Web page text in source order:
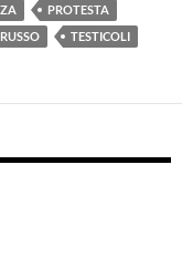
PROTESTA
RUSSO TESTICOLI